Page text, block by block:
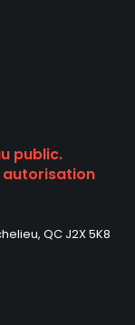
public.
autorisation
QC J2X 5K8